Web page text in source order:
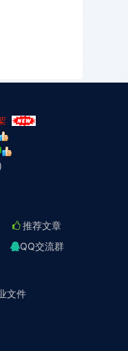
推荐文章
QQ交流群
文件